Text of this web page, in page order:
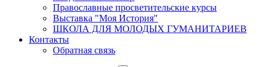
Православные просветительские курсы
Выставка "Моя История"
ШКОЛА ДЛЯ МОЛОДЫХ ГУМАНИТАРИЕВ
Контакты
Обратная связь